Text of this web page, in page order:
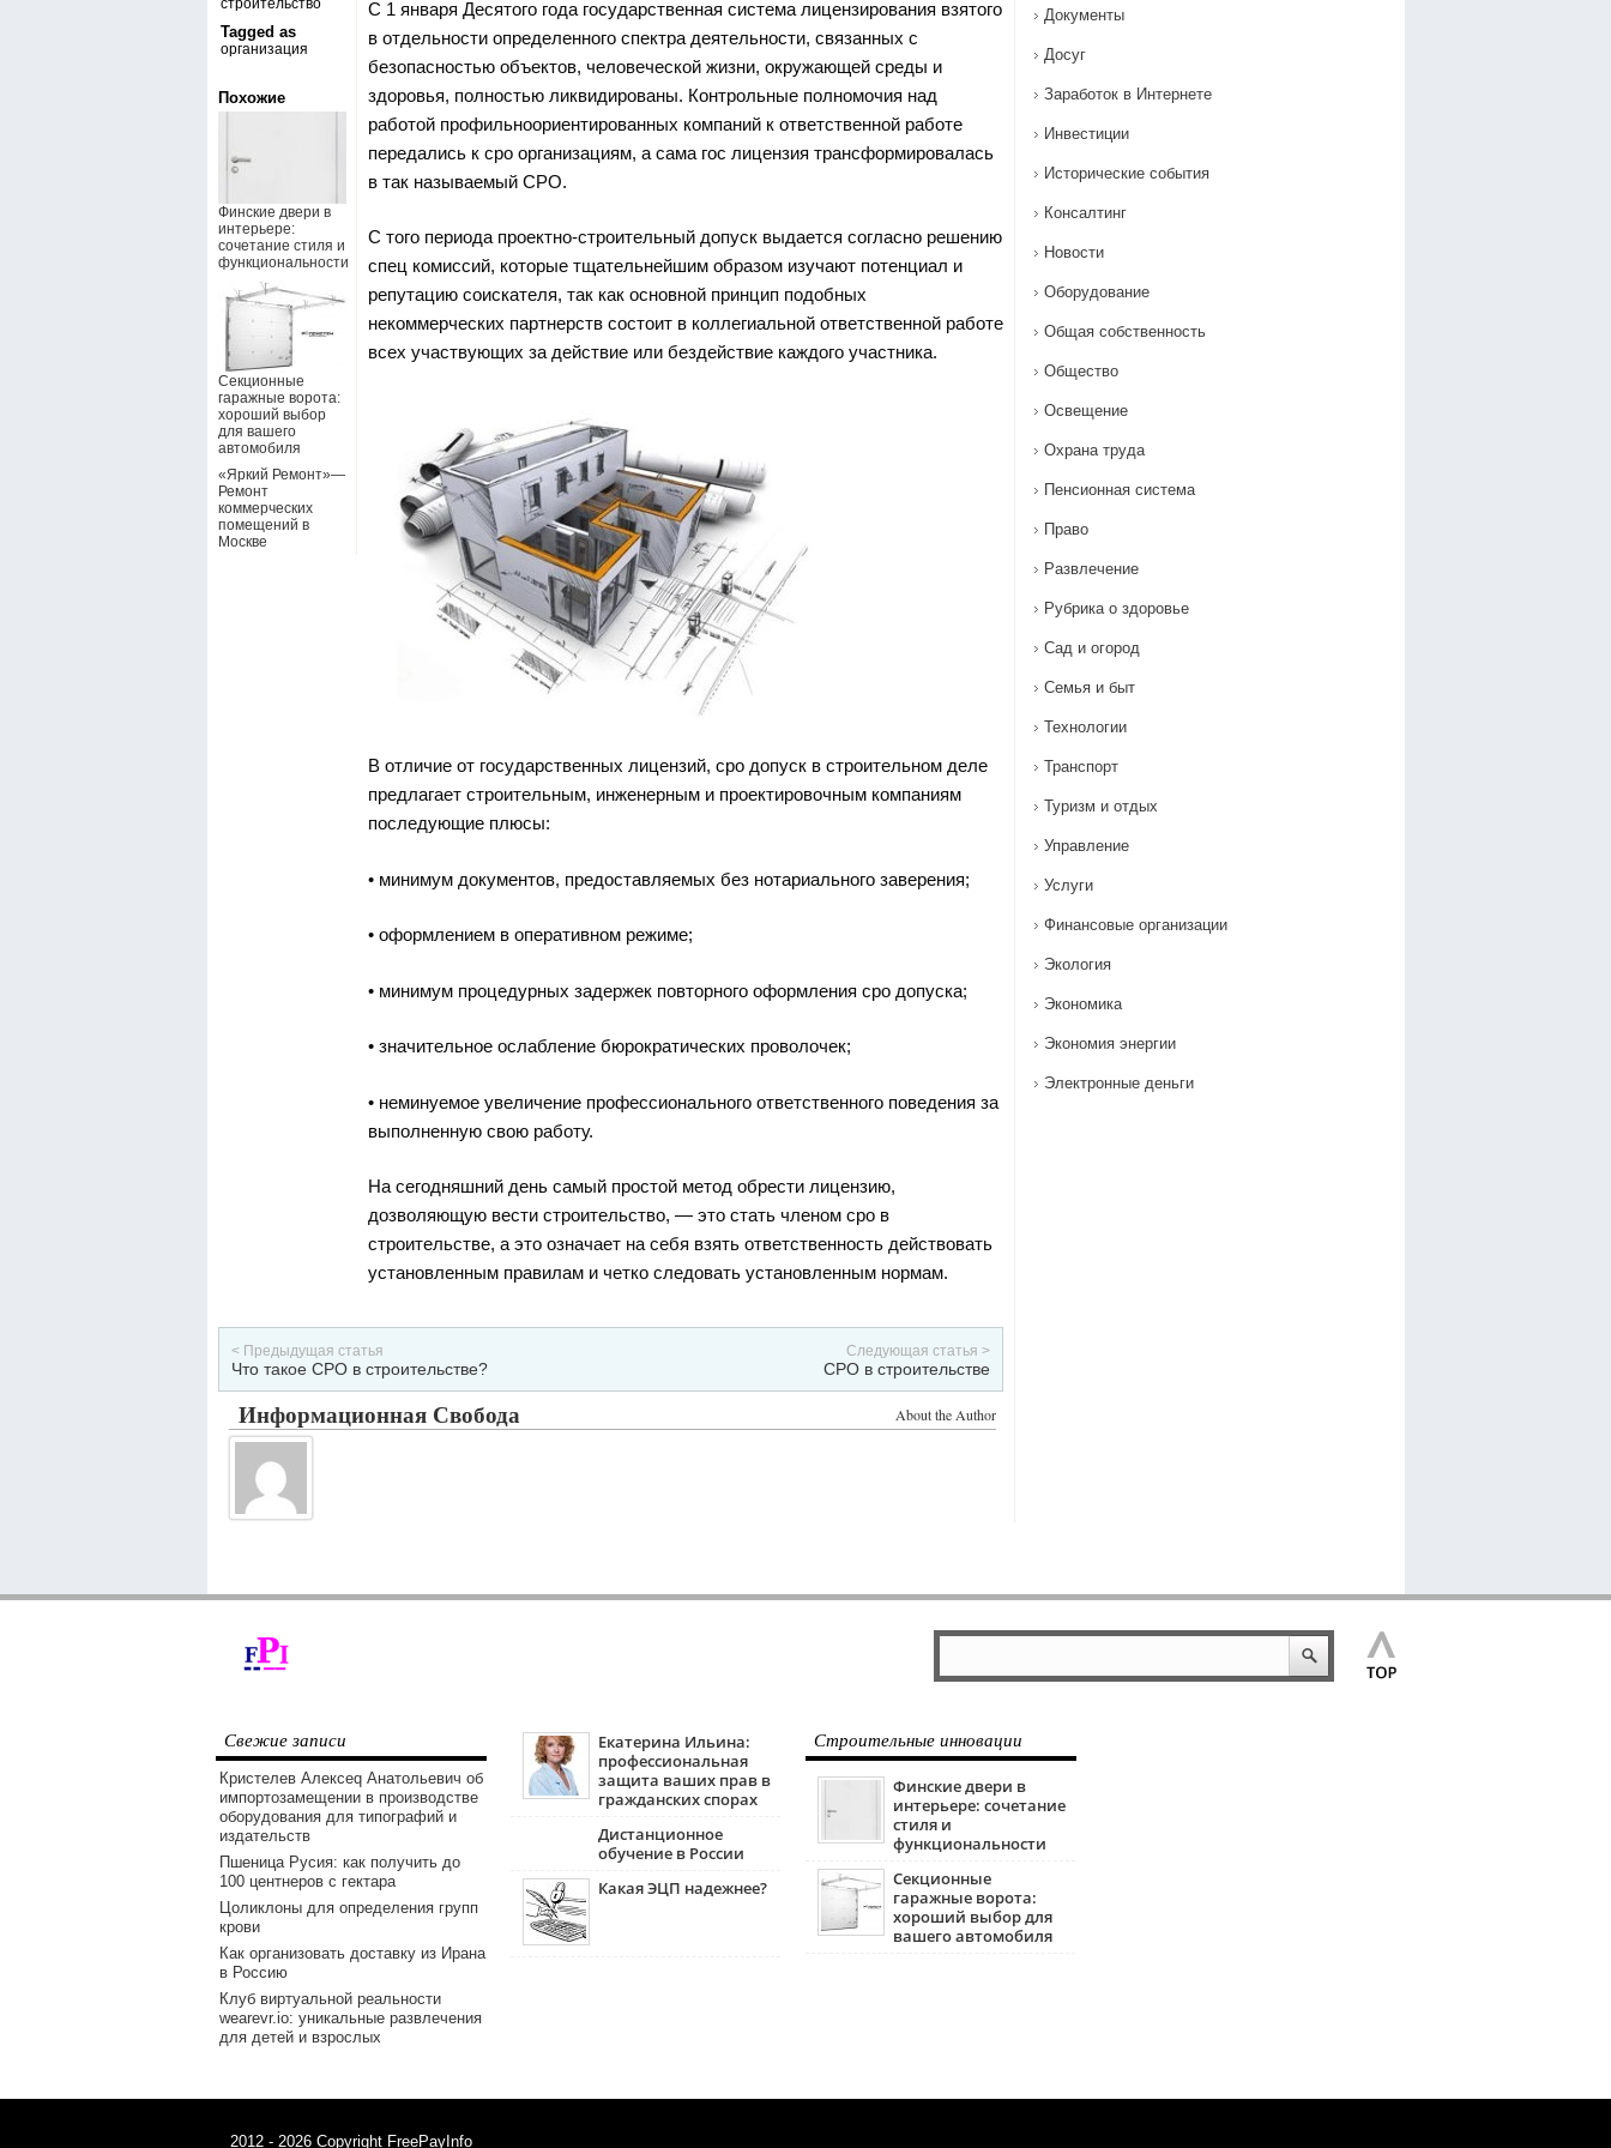
строительство
Tagged as
организация
Похожие
Финские двери в
интерьере:
сочетание стиля и
функциональности
Секционные
гаражные ворота:
хороший выбор
для вашего
автомобиля
«Яркий Ремонт»—
Ремонт
коммерческих
помещений в
Москве
С 1 января Десятого года государственная система лицензирования взятого
в отдельности определенного спектра деятельности, связанных с
безопасностью объектов, человеческой жизни, окружающей среды и
здоровья, полностью ликвидированы. Контрольные полномочия над
работой профильноориентированных компаний к ответственной работе
передались к сро организациям, а сама гос лицензия трансформировалась
в так называемый СРО.
С того периода проектно-строительный допуск выдается согласно решению
спец комиссий, которые тщательнейшим образом изучают потенциал и
репутацию соискателя, так как основной принцип подобных
некоммерческих партнерств состоит в коллегиальной ответственной работе
всех участвующих за действие или бездействие каждого участника.
В отличие от государственных лицензий, сро допуск в строительном деле
предлагает строительным, инженерным и проектировочным компаниям
последующие плюсы:
• минимум документов, предоставляемых без нотариального заверения;
• оформлением в оперативном режиме;
• минимум процедурных задержек повторного оформления сро допуска;
• значительное ослабление бюрократических проволочек;
• неминуемое увеличение профессионального ответственного поведения за
выполненную свою работу.
На сегодняшний день самый простой метод обрести лицензию,
дозволяющую вести строительство, — это стать членом сро в
строительстве, а это означает на себя взять ответственность действовать
установленным правилам и четко следовать установленным нормам.
< Предыдущая статья
Что такое СРО в строительстве?
Следующая статья >
СРО в строительстве
About the Author
Информационная Свобода
Документы
Досуг
Заработок в Интернете
Инвестиции
Исторические события
Консалтинг
Новости
Оборудование
Общая собственность
Общество
Освещение
Охрана труда
Пенсионная система
Право
Развлечение
Рубрика о здоровье
Сад и огород
Семья и быт
Технологии
Транспорт
Туризм и отдых
Управление
Услуги
Финансовые организации
Экология
Экономика
Экономия энергии
Электронные деньги
Свежие записи
Кристелев Алексеq Анатольевич об
импортозамещении в производстве
оборудования для типографий и
издательств
Пшеница Русия: как получить до
100 центнеров с гектара
Цоликлоны для определения групп
крови
Как организовать доставку из Ирана
в Россию
Клуб виртуальной реальности
wearevr.io: уникальные развлечения
для детей и взрослых
Екатерина Ильина:
профессиональная
защита ваших прав в
гражданских спорах
Дистанционное
обучение в России
Какая ЭЦП надежнее?
Строительные инновации
Финские двери в
интерьере: сочетание
стиля и
функциональности
Секционные
гаражные ворота:
хороший выбор для
вашего автомобиля
2012 - 2026 Copyright FreePayInfo